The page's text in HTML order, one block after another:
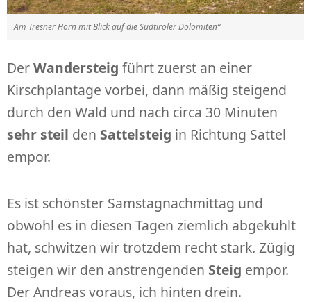
Am Tresner Horn mit Blick auf die Südtiroler Dolomiten“
DerWandersteig führt zuerst an einer
Kirschplantage vorbei, dann mäßig steigend
durch den Wald und nach circa 30 Minuten
sehr steil den Sattelsteig in Richtung Sattel
empor.
Es ist schönster Samstagnachmittag und
obwohl es in diesen Tagen ziemlich abgekühlt
hat, schwitzen wir trotzdem recht stark. Zügig
steigen wir den anstrengenden Steig empor.
Der Andreas voraus, ich hinten drein.